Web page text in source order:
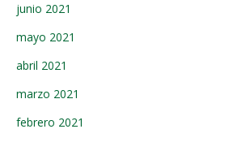
junio 2021
mayo 2021
abril 2021
marzo 2021
febrero 2021